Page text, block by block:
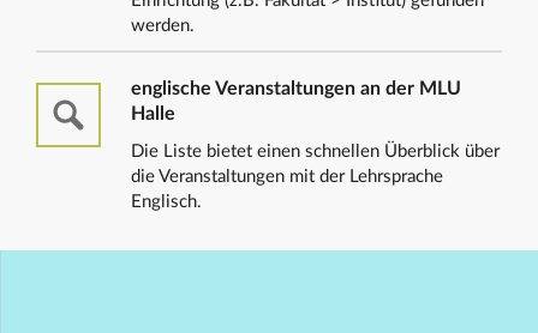
werden.
englische Veranstaltungen an der MLU
Halle
Die Liste bietet einen schnellen Überblick über
die Veranstaltungen mit der Lehrsprache
Englisch.